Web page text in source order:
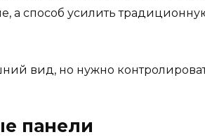
а способ усилить
вид, но нужно
панели